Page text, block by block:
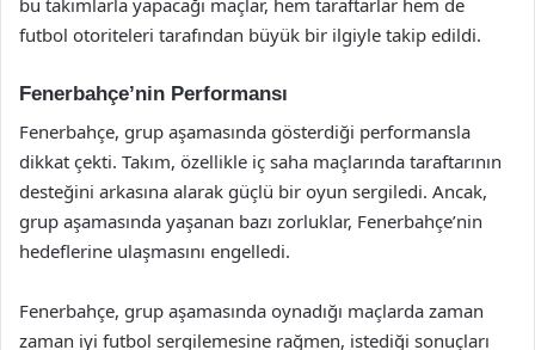
futbol otoriteleri tarafından büyük bir ilgiyle takip edildi.
Fenerbahçe’nin Performansı
Fenerbahçe, grup aşamasında gösterdiği performansla
dikkat çekti. Takım, özellikle iç saha maçlarında taraftarının
desteğini arkasına alarak güçlü bir oyun sergiledi. Ancak,
grup aşamasında yaşanan bazı zorluklar, Fenerbahçe’nin
hedeflerine ulaşmasını engelledi.
Fenerbahçe, grup aşamasında oynadığı maçlarda zaman
zaman iyi futbol sergilemesine rağmen, istediği sonuçları